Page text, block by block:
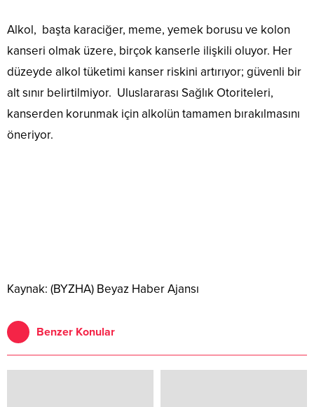
Alkol, başta karaciğer, meme, yemek borusu ve kolon
kanseri olmak üzere, birçok kanserle ilişkili oluyor. Her
düzeyde alkol tüketimi kanser riskini artırıyor; güvenli bir
alt sınır belirtilmiyor. Uluslararası Sağlık Otoriteleri,
kanserden korunmak için alkolün tamamen bırakılmasını
öneriyor.
Kaynak: (BYZHA) Beyaz Haber Ajansı
Benzer Konular